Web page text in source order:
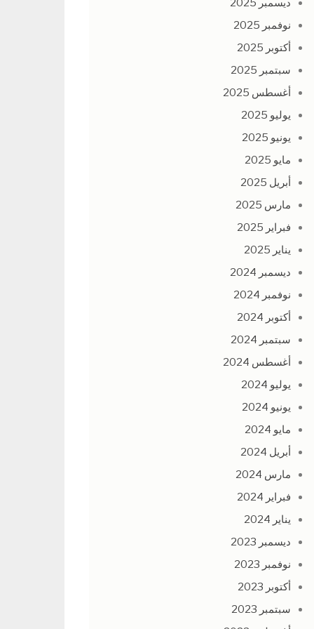
ديسمبر 2025
نوفمبر 2025
أكتوبر 2025
سبتمبر 2025
أغسطس 2025
يوليو 2025
يونيو 2025
مايو 2025
أبريل 2025
مارس 2025
فبراير 2025
يناير 2025
ديسمبر 2024
نوفمبر 2024
أكتوبر 2024
سبتمبر 2024
أغسطس 2024
يوليو 2024
يونيو 2024
مايو 2024
أبريل 2024
مارس 2024
فبراير 2024
يناير 2024
ديسمبر 2023
نوفمبر 2023
أكتوبر 2023
سبتمبر 2023